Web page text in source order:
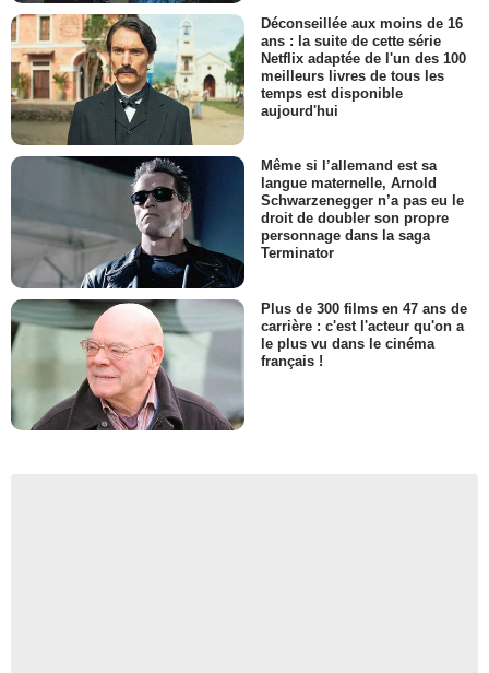
Déconseillée aux moins de 16
ans : la suite de cette série
Netflix adaptée de l'un des 100
meilleurs livres de tous les
temps est disponible
aujourd'hui
Même si l’allemand est sa
langue maternelle, Arnold
Schwarzenegger n’a pas eu le
droit de doubler son propre
personnage dans la saga
Terminator
Plus de 300 films en 47 ans de
carrière : c'est l'acteur qu'on a
le plus vu dans le cinéma
français !